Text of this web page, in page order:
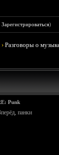
Зарегистрироваться)
›Разговоры о
Punk
панки